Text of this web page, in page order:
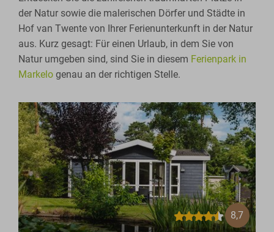
der Natur sowie die malerischen Dörfer und Städte in
Hof van Twente von Ihrer Ferienunterkunft in der Natur
aus. Kurz gesagt: Für einen Urlaub, in dem Sie von
Natur umgeben sind, sind Sie in diesem Ferienpark in
Markelo genau an der richtigen Stelle.
8,7